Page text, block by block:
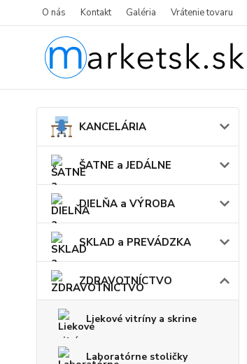
O nás Kontakt Galéria Vrátenie tovaru
KANCELÁRIA
ŠATNE a JEDÁLNE
DIELŇA a VÝROBA
SKLAD a PREVÁDZKA
ZDRAVOTNÍCTVO
Liekové vitríny a skrine
Laboratórne stoličky